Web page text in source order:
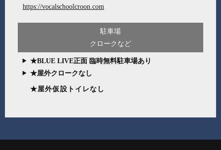
https://vocalschoolcroon.com
駐車場
クロークなど
★BLUE LIVE正面 臨時無料駐車場あり
★屋外クロークなし
★屋外仮設トイレなし